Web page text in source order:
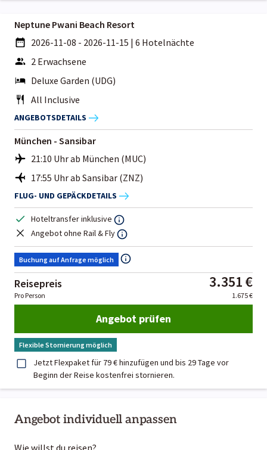
Angebot individuell anpassen
Wie willst du reisen?
Neptune Pwani Beach Resort
2026-11-08 - 2026-11-15 | 6 Hotelnächte
2 Erwachsene
Deluxe Garden (UDG)
All Inclusive
ANGEBOTSDETAILS
München - Sansibar
21:10 Uhr ab München (MUC)
17:55 Uhr ab Sansibar (ZNZ)
FLUG- UND GEPÄCKDETAILS
Hoteltransfer inklusive
Angebot ohne Rail & Fly
Buchung auf Anfrage möglich
Reisepreis 3.351 €
Pro Person 1.675 €
Angebot prüfen
Flexible Stornierung möglich
Jetzt Flexpaket für 79 € hinzufügen und bis 29 Tage vor
Beginn der Reise kostenfrei stornieren.